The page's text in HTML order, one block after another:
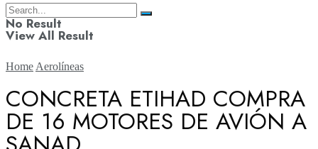
No Result
View All Result
Aerolíneas
Home Aerolíneas
CONCRETA ETIHAD COMPRA
DE 16 MOTORES DE AVIÓN A